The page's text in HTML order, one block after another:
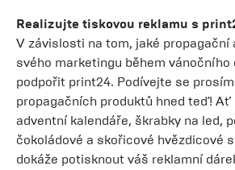
Realizujte tiskovou reklamu s
V závislosti na tom, jaké propagační
svého marketingu během vánočního
podpořit print24. Podívejte se
propagačních produktů hned teď! Ať
adventní kalendáře, škrabky na led,
čokoládové a skořicové hvězdicové
dokáže potisknout váš reklamní